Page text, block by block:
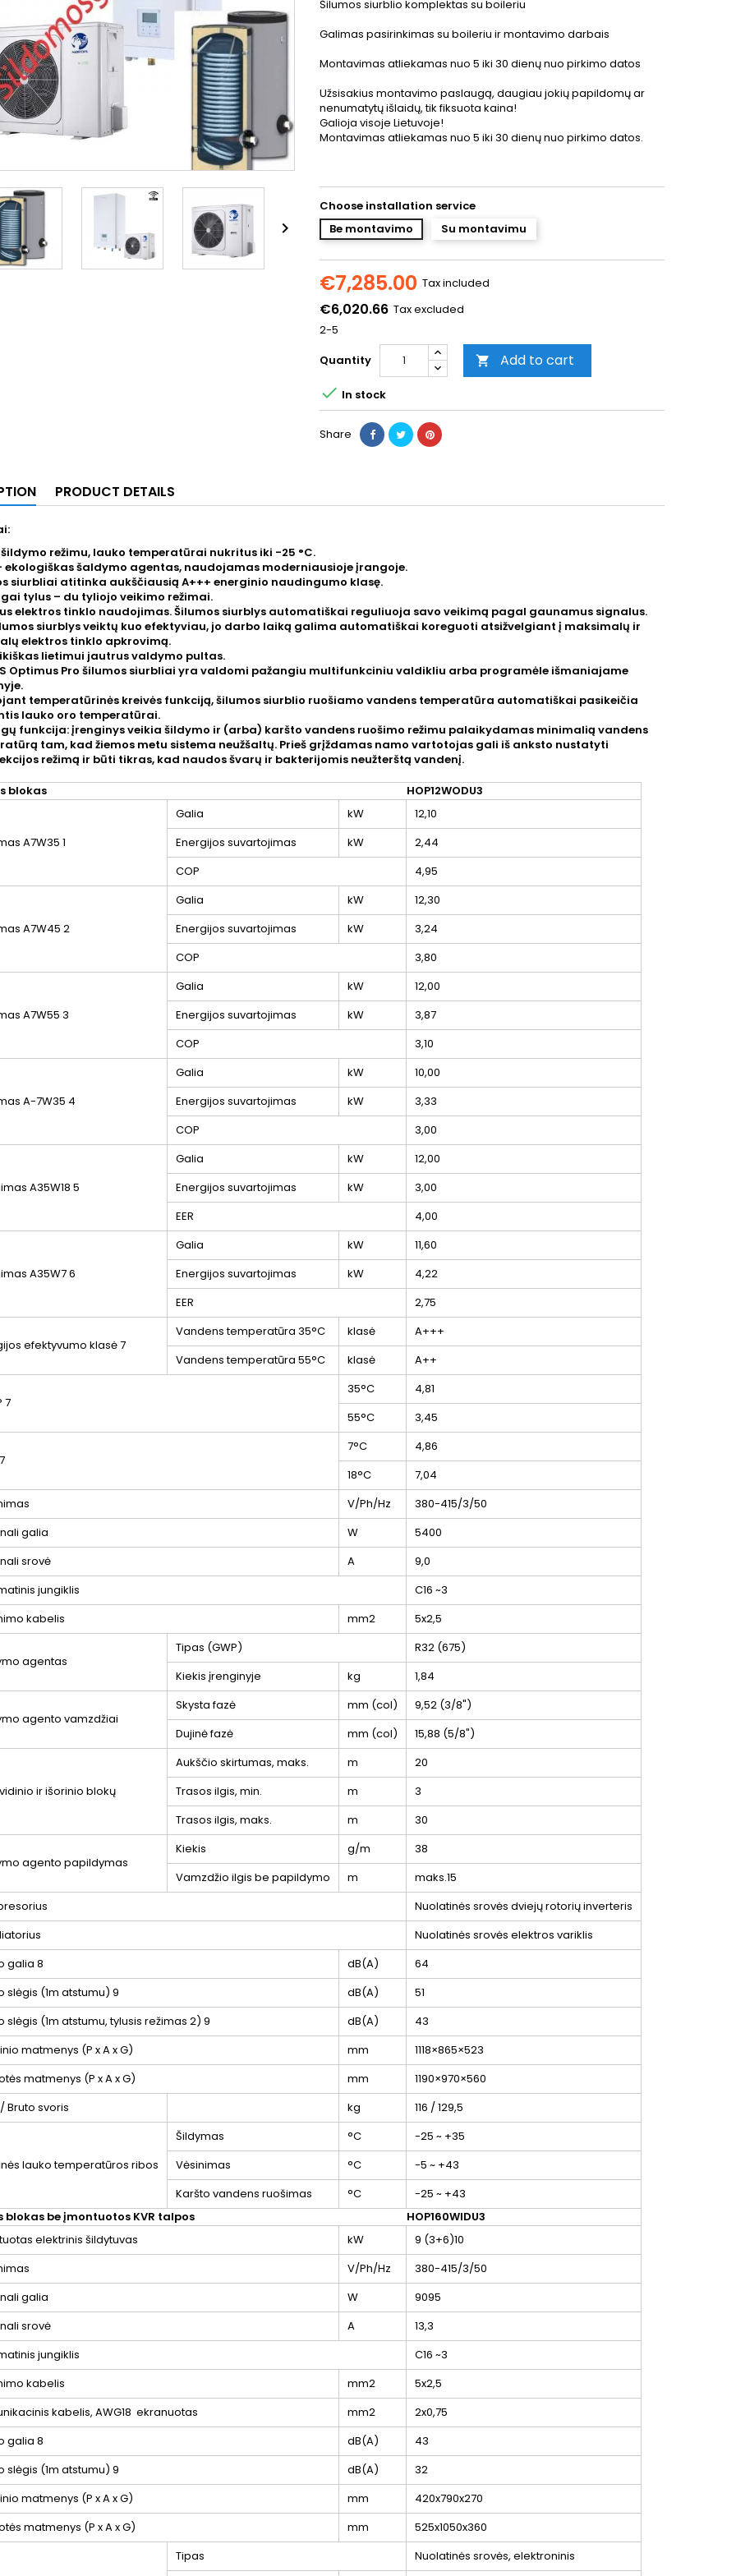

Šilumos siurblio komplektas su boileriu
Galimas pasirinkimas su boileriu ir montavimo darbais
Montavimas atliekamas nuo 5 iki 30 dienų nuo pirkimo datos
Užsisakius montavimo paslaugą, daugiau jokių papildomų ar
nenumatytų išlaidų, tik fiksuota kaina!
Galioja visoje Lietuvoje!
Montavimas atliekamas nuo 5 iki 30 dienų nuo pirkimo datos.
Choose installation service
Be montavimo
Su montavimu
€7,285.00 Tax included
€6,020.66 Tax excluded
2-5
Quantity
 Add to cart
 In stock
Share
PRODUCT DETAILS
režimu, lauko temperatūrai nukritus iki -25 °C.
ekologiškas šaldymo agentas, naudojamas moderniausioje įrangoje.
siurbliai atitinka aukščiausią A+++ energinio naudingumo klasę.
tylus – du tyliojo veikimo režimai.
elektros tinklo naudojimas. Šilumos siurblys automatiškai reguliuoja savo veikimą pagal gaunamus signalus.
siurblys veiktų kuo efektyviau, jo darbo laiką galima automatiškai koreguoti atsižvelgiant į maksimalų ir
elektros tinklo apkrovimą.
lietimui jautrus valdymo pultas.
Optimus Pro šilumos siurbliai yra valdomi pažangiu multifunkciniu valdikliu arba programėle išmaniajame
temperatūrinės kreivės funkciją, šilumos siurblio ruošiamo vandens temperatūra automatiškai pasikeičia
lauko oro temperatūrai.
funkcija: įrenginys veikia šildymo ir (arba) karšto vandens ruošimo režimu palaikydamas minimalią vandens
tam, kad žiemos metu sistema neužšaltų. Prieš grįždamas namo vartotojas gali iš anksto nustatyti
režimą ir būti tikras, kad naudos švarų ir bakterijomis neužterštą vandenį.
blokas
HOP12WODU3
A7W35 1
Galia kW
12,10
Energijos suvartojimas
kW
2,44
COP
4,95
A7W45 2
Galia kW
12,30
Energijos suvartojimas
kW
3,24
COP
3,80
A7W55 3
Galia kW
12,00
Energijos suvartojimas
kW
3,87
COP
3,10
A-7W35 4
Galia kW
10,00
Energijos suvartojimas
kW
3,33
COP
3,00
A35W18 5
Galia kW
12,00
Energijos suvartojimas
kW
3,00
EER
4,00
A35W76
Galia kW
11,60
Energijos suvartojimas
kW
4,22
EER
2,75
efektyvumo klasė7
Vandens temperatūra 35°C klasė
A+++
Vandens temperatūra 55°C
klasė A++
7
35°C
4,81
55°C
3,45
7
7°C
4,86
18°C
7,04
V/Ph/Hz
380-415/3/50
galia
W
5400
srovė
A
9,0
jungiklis
C16 ~3
kabelis
mm2 5x2,5
agentas
Tipas (GWP)
R32 (675)
Kiekis įrenginyje
kg 1,84
agento vamzdžiai
Skysta fazė mm (col)
9,52 (3/8")
Dujinė fazė
mm (col) 15,88 (5/8")
ir išorinio blokų
Aukščio skirtumas, maks. m
20
Trasos ilgis, min.
m
3
Trasos ilgis, maks.
m 30
agento papildymas
Kiekis g/m
38
Vamzdžio ilgis be papildymo
m
maks.15
Nuolatinės srovės dviejų rotorių inverteris
Nuolatinės srovės elektros variklis
galia 8 dB(A)
64
slėgis (1m atstumu) 9 dB(A)
51
slėgis (1m atstumu, tylusis režimas 2) 9 dB(A)
43
matmenys (P x A x G)
mm
1118×865×523
matmenys (P x A x G)
mm
1190×970×560
Bruto svoris
kg 116 / 129,5
lauko temperatūros ribos
Šildymas °C
-25 ~ +35
Vėsinimas
°C
-5 ~ +43
Karšto vandens ruošimas
°C
-25 ~ +43
blokas be įmontuotos KVR talpos
HOP160WIDU3
elektrinis šildytuvas
kW 9 (3+6)10
V/Ph/Hz
380-415/3/50
galia
W
9095
srovė
A
13,3
jungiklis
C16 ~3
kabelis
mm2
5x2,5
kabelis, AWG18 ekranuotas
mm2
2x0,75
galia 8 dB(A)
43
slėgis (1m atstumu) 9 dB(A)
32
matmenys (P x A x G)
mm
420x790x270
matmenys (P x A x G)
mm
525x1050x360
Tipas
Nuolatinės srovės, elektroninis